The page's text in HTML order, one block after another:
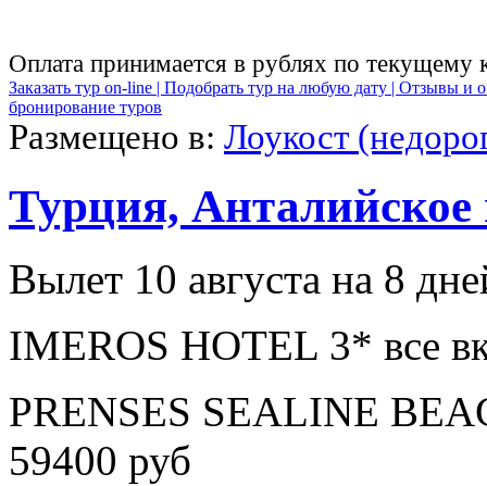
Оплата принимается в рублях по текущему
Заказать тур on-line | Подобрать тур на любую дату | Отзывы и
бронирование туров
Размещено в: Лоукост
Турция, Анталийское
Вылет 10 августа на 8
IMEROS HOTEL 3* все
PRENSES SEALINE
59400 руб